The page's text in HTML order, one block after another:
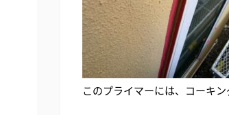
このプライマーには、コーキ